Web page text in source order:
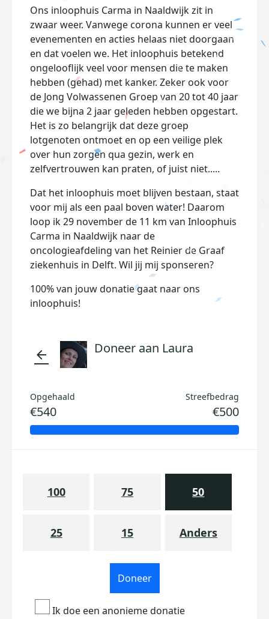
Ons inloophuis Carma in Naaldwijk zit in
zwaar weer. Vanwege corona kunnen er veel
evenementen en acties helaas niet doorgaan
en dat voelen we. Het inloophuis betekend
ongelooflijk veel voor mensen die te maken
hebben (gehad) met kanker. Zeker ook voor
de Jong Volwassenen Groep van 20 tot 40 jaar
die we bijna 2 jaar geleden hebben opgestart.
Het is zo belangrijk dat deze groep
lotgenoten ontmoet en op een veilige plek
over hun zorgen qua gezin, werk en
zelfvertrouwen kan praten, of juist niet.....
Dat het inloophuis moet blijven bestaan, staat
voor mij als een paal boven water! Daarom
loop ik 29 november de 11 km van Inloophuis
Carma in Naaldwijk naar de
oncologieafdeling van het Reinier de Graaf
ziekenhuis in Delft. Wil jij mij sponseren?
100% van jouw donatie gaat naar ons
inloophuis!
arrow_back Doneer aan Laura
Opgehaald
€540
Streefbedrag
€500
100 75 50
25 15 Anders
Doneer
Ik doe een anonieme donatie